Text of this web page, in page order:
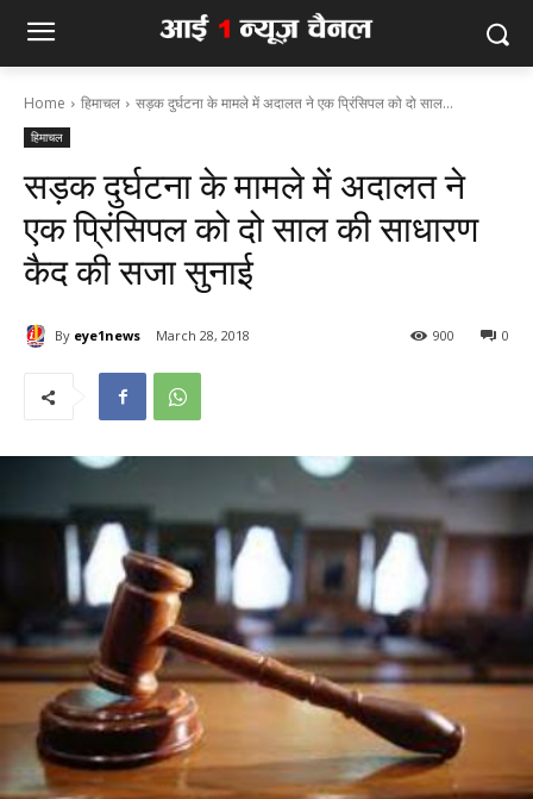
Home हिमाचल सड़क दुर्घटना के मामले में अदालत ने एक प्रिंसिपल को दो साल...
हिमाचल
सड़क दुर्घटना के मामले में अदालत ने
एक प्रिंसिपल को दो साल की साधारण
कैद की सजा सुनाई
By eye1news March 28, 2018 0
900